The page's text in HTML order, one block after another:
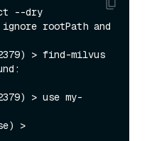
--dry
rootPath and
> find-milvus
> use my-